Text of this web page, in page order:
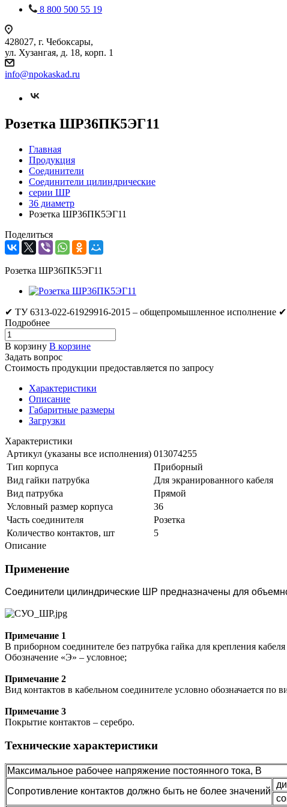
8 800 500 55 19
428027, г. Чебоксары,
ул. Хузангая, д. 18, корп. 1
info@npokaskad.ru
Розетка ШР36ПК5ЭГ11
Главная
Продукция
Соединители
Соединители цилиндрические
серии ШР
36 диаметр
Розетка ШР36ПК5ЭГ11
Поделиться
Розетка ШР36ПК5ЭГ11
✔ ТУ 6313-022-61929916-2015 – общепромышленное исполнение
Подробнее
В корзину В корзине
Задать вопрос
Стоимость продукции предоставляется по запросу
Характеристики
Описание
Габаритные размеры
Загрузки
Характеристики
Артикул (указаны все исполнения) 013074255
Тип корпуса
Приборный
Вид гайки патрубка
Для экранированного кабеля
Вид патрубка
Прямой
Условный размер корпуса
36
Часть соединителя
Розетка
Количество контактов, шт
5
Описание
Применение
Соединители цилиндрические ШР предназначены для
Примечание 1
В приборном соединителе без патрубка гайка для крепления кабеля
Обозначение «Э» – условное;
Примечание 2
Вид контактов в кабельном соединителе условно обозначается
Примечание 3
Покрытие контактов – серебро.
Технические характеристики
Максимальное рабочее напряжение постоянного тока, В
Сопротивление контактов должно быть не более значений